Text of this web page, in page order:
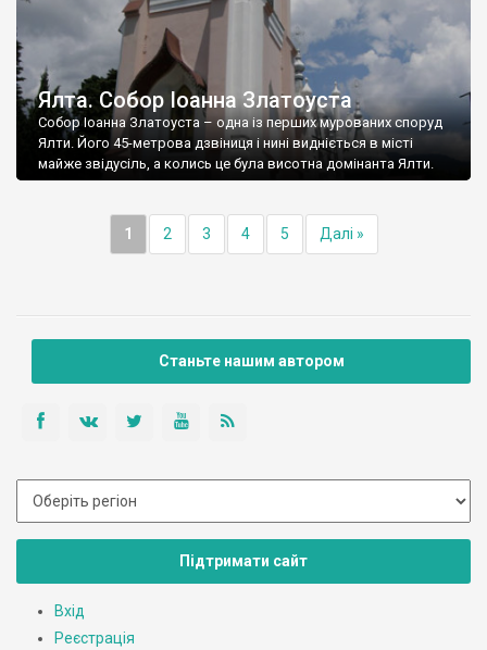
Ялта. Собор Іоанна Златоуста
Собор Іоанна Златоуста – одна із перших мурованих споруд
Ялти. Його 45-метрова дзвіниця і нині видніється в місті
майже звідусіль, а колись це була висотна домінанта Ялти.
1 2 3 4 5 Далі »
Станьте нашим автором
Підтримати сайт
Вхід
Реєстрація